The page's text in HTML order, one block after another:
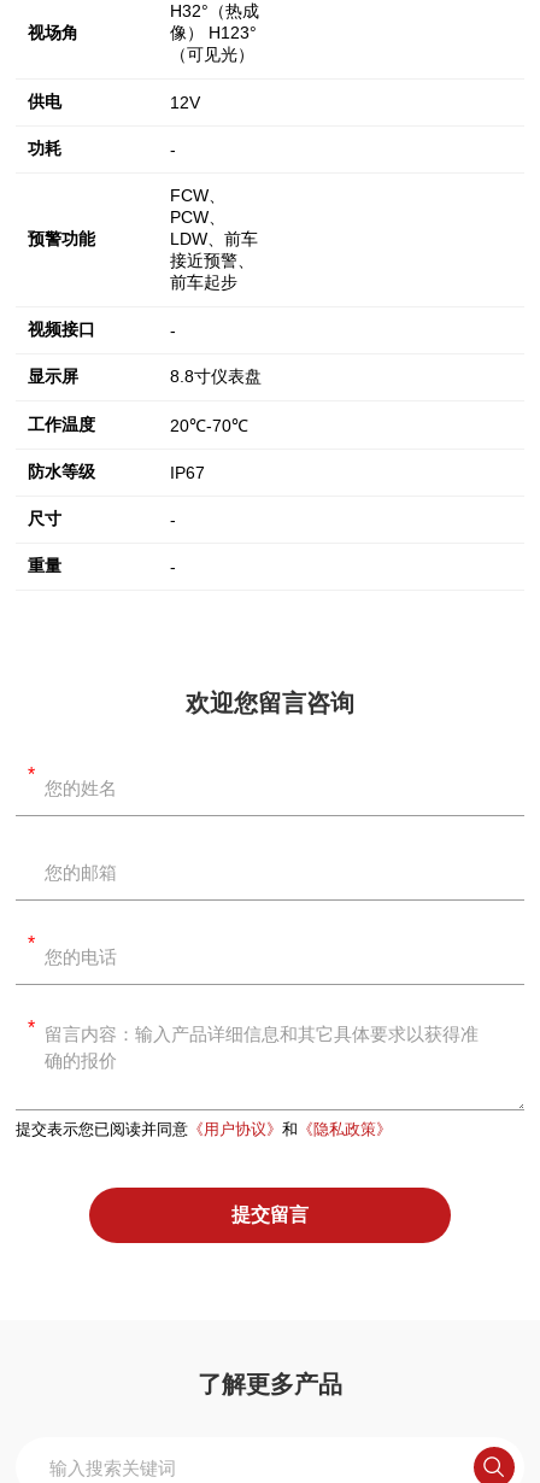
视场角
H32°（热成
像） H123°
（可见光）
供电 12V
功耗 -
预警功能
FCW、
PCW、
LDW、前车
接近预警、
前车起步
视频接口 -
显示屏 8.8寸仪表盘
工作温度 20℃-70℃
防水等级 IP67
尺寸 -
重量 -
欢迎您留言咨询
*
*
*
提交表示您已阅读并同意 《用户协议》和 《隐私政策》
提交留言
了解更多产品